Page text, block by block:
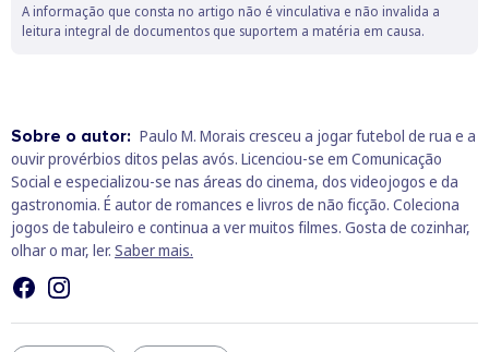
A informação que consta no artigo não é vinculativa e não invalida a
leitura integral de documentos que suportem a matéria em causa.
Sobre o autor: Paulo M. Morais cresceu a jogar futebol de rua e a
ouvir provérbios ditos pelas avós. Licenciou-se em Comunicação
Social e especializou-se nas áreas do cinema, dos videojogos e da
gastronomia. É autor de romances e livros de não ficção. Coleciona
jogos de tabuleiro e continua a ver muitos filmes. Gosta de cozinhar,
olhar o mar, ler. Saber mais.